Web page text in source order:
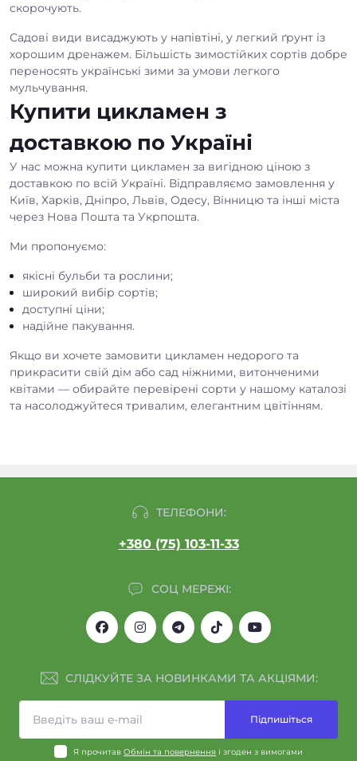
скорочують.
Садові види висаджують у напівтіні, у легкий ґрунт із
хорошим дренажем. Більшість зимостійких сортів добре
переносять українські зими за умови легкого
мульчування.
Купити цикламен з
доставкою по Україні
У нас можна купити цикламен за вигідною ціною з
доставкою по всій Україні. Відправляємо замовлення у
Київ, Харків, Дніпро, Львів, Одесу, Вінницю та інші міста
через Нова Пошта та Укрпошта.
Ми пропонуємо:
якісні бульби та рослини;
широкий вибір сортів;
доступні ціни;
надійне пакування.
Якщо ви хочете замовити цикламен недорого та
прикрасити свій дім або сад ніжними, витонченими
квітами — обирайте перевірені сорти у нашому каталозі
та насолоджуйтеся тривалим, елегантним цвітінням.
ТЕЛЕФОНИ:
+380 (75) 103-11-33
СОЦ МЕРЕЖІ:
СЛІДКУЙТЕ ЗА НОВИНКАМИ ТА АКЦІЯМИ:
Підпишіться
Я прочитав Обмін та повернення і згоден з вимогами